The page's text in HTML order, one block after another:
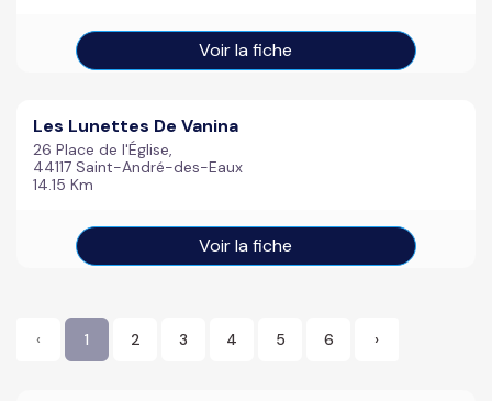
Voir la fiche
Les Lunettes De Vanina
26 Place de l'Église,
44117 Saint-André-des-Eaux
14.15 Km
Voir la fiche
‹ 1 2 3 4 5 6 ›